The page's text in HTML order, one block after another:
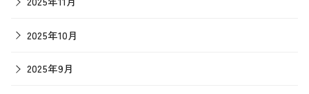
2025年10月
2025年9月